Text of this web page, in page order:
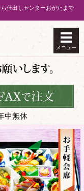
メニュー
仕出しセンターおがたまで
中無休